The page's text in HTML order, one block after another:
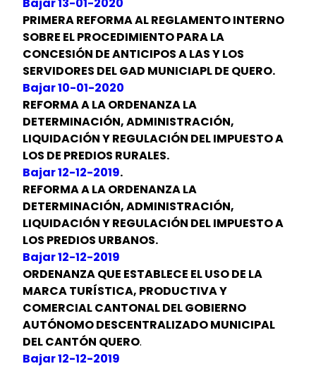
PRIMERA REFORMA AL REGLAMENTO INTERNO
SOBRE EL PROCEDIMIENTO PARA LA
CONCESIÓN DE ANTICIPOS A LAS Y LOS
SERVIDORES DEL GAD MUNICIAPL DE QUERO.
Bajar 10-01-2020
REFORMA A LA ORDENANZA LA
DETERMINACIÓN, ADMINISTRACIÓN,
LIQUIDACIÓN Y REGULACIÓN DEL IMPUESTO A
LOS DE PREDIOS RURALES.
Bajar 12-12-2019.
REFORMA A LA ORDENANZA LA
DETERMINACIÓN, ADMINISTRACIÓN,
LIQUIDACIÓN Y REGULACIÓN DEL IMPUESTO A
LOS PREDIOS URBANOS.
Bajar 12-12-2019
ORDENANZA QUE ESTABLECE EL USO DE LA
MARCA TURÍSTICA, PRODUCTIVA Y
COMERCIAL CANTONAL DEL GOBIERNO
AUTÓNOMO DESCENTRALIZADO MUNICIPAL
DEL CANTÓN QUERO.
Bajar 12-12-2019